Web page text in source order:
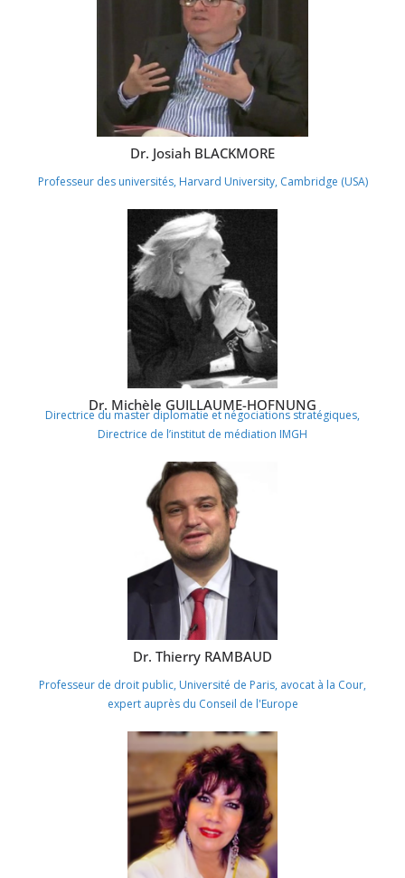
Dr. Josiah BLACKMORE
Professeur des universités, Harvard University, Cambridge (USA)
Dr. Michèle GUILLAUME-HOFNUNG
Directrice du master diplomatie et négociations stratégiques,
Directrice de l’institut de médiation IMGH
Dr. Thierry RAMBAUD
Professeur de droit public, Université de Paris, avocat à la Cour,
expert auprès du Conseil de l'Europe